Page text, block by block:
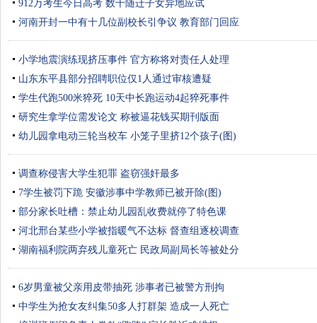
912万考生今日高考 数千随迁子女异地应试
河南开封一中有十几位副校长引争议 教育部门回应
小学地震演练现挤压事件 官方称将对责任人处理
山东东平县部分招聘职位仅1人通过审核遭疑
学生代跑500米猝死 10天中长跑运动4起猝死事件
研究生拿学位需发论文 称被逼花钱买期刊版面
幼儿园拿电动三轮当校车 小笼子里挤12个孩子(图)
调查称侵害大学生犯罪 盗窃强奸最多
7学生被罚下跪 安徽涉事中学教师已被开除(图)
部分家长吐槽：禁止幼儿园乱收费就停了特色课
河北邢台某些小学被指暖气不达标 督查组逐校调查
湖南福利院两弃残儿童死亡 民政局副局长等被处分
6岁男童被父亲用皮带抽死 涉事者已被警方刑拘
中学生为抢女友纠集50多人打群架 造成一人死亡